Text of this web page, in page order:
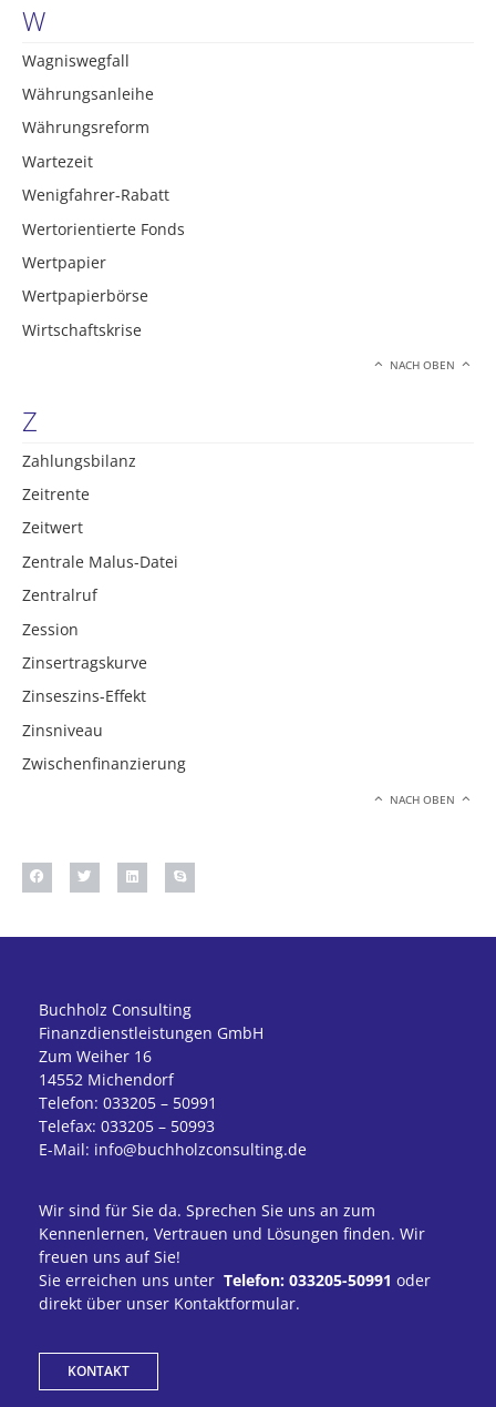
W
Wagniswegfall
Währungsanleihe
Währungsreform
Wartezeit
Wenigfahrer-Rabatt
Wertorientierte Fonds
Wertpapier
Wertpapierbörse
Wirtschaftskrise
NACH OBEN
Z
Zahlungsbilanz
Zeitrente
Zeitwert
Zentrale Malus-Datei
Zentralruf
Zession
Zinsertragskurve
Zinseszins-Effekt
Zinsniveau
Zwischenfinanzierung
NACH OBEN
Buchholz Consulting
Finanzdienstleistungen GmbH
Zum Weiher 16
14552 Michendorf
Telefon: 033205 – 50991
Telefax: 033205 – 50993
E-Mail: info@buchholzconsulting.de
Wir sind für Sie da. Sprechen Sie uns an zum
Kennenlernen, Vertrauen und Lösungen finden. Wir
freuen uns auf Sie!
Sie erreichen uns unter Telefon: 033205-50991 oder
direkt über unser Kontaktformular.
KONTAKT